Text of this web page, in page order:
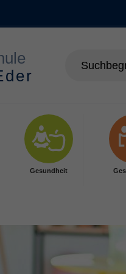
Gesundheit